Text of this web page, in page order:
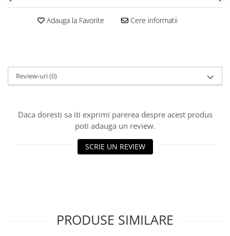
Adauga la Favorite Cere informatii
Review-uri(0)
Daca doresti sa iti exprimi parerea despre acest produs
poti adauga un review.
SCRIE UN REVIEW
PRODUSE SIMILARE